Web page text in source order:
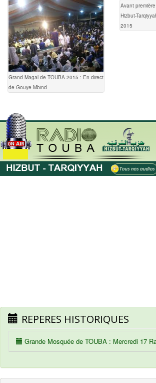
Grand Magal de TOUBA 2015 : En direct
de Gouye Mbind
Avant
Hizbut-
2015
REPERES HISTORIQUES
Grande Mosquée de TOUBA : Mercredi 17